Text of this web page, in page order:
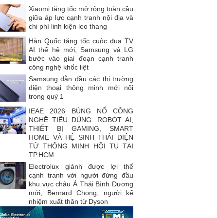
Xiaomi tăng tốc mở rộng toàn cầu
giữa áp lực cạnh tranh nội địa và
chi phí linh kiện leo thang
Hàn Quốc tăng tốc cuộc đua TV
AI thế hệ mới, Samsung và LG
bước vào giai đoạn cạnh tranh
công nghệ khốc liệt
Samsung dẫn đầu các thị trường
điện thoại thông minh mới nổi
trong quý 1
IEAE 2026 BÙNG NỔ CÔNG
NGHỆ TIÊU DÙNG: ROBOT AI,
THIẾT BỊ GAMING, SMART
HOME VÀ HỆ SINH THÁI ĐIỆN
TỬ THÔNG MINH HỘI TỤ TẠI
TP.HCM
Electrolux giành được lợi thế
cạnh tranh với người đứng đầu
khu vực châu Á Thái Bình Dương
mới, Bernard Chong, người kế
nhiệm xuất thân từ Dyson